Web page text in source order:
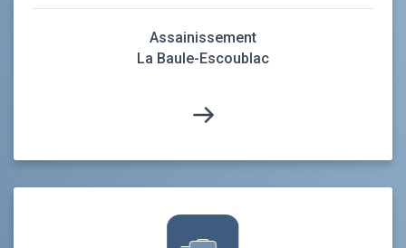
Assainissement
La Baule-Escoublac